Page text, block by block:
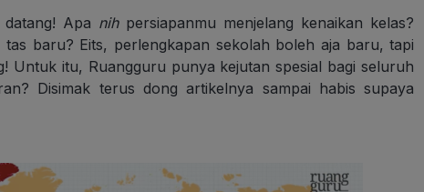
Apa nihpersiapanmu menjelang kenaikan kelas?
baru? Eits, perlengkapan sekolah boleh aja baru, tapi
Untuk itu, Ruangguru punya kejutan spesial bagi seluruh
Disimak terus dong artikelnya sampai habis supaya